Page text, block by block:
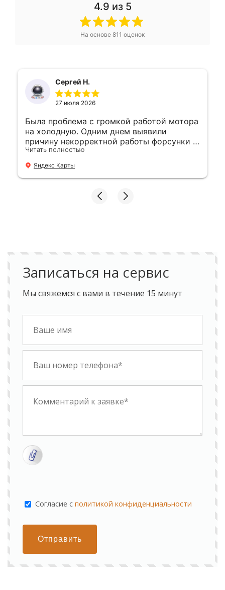
4.9 из 5
На основе 811 оценок
Сергей Н.
27 июля 2026
Была проблема с громкой работой мотора
на холодную. Одним днем выявили
причину некорректной работы форсунки и
устранили. 👍
Читать полностью
Яндекс Карты
Записаться на сервис
Мы свяжемся с вами в течение 15 минут
Cогласие сполитикой конфиденциальности
Отправить